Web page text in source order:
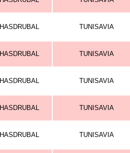
HASDRUBAL TUNISAVIA
HASDRUBAL TUNISAVIA
HASDRUBAL TUNISAVIA
HASDRUBAL TUNISAVIA
HASDRUBAL TUNISAVIA